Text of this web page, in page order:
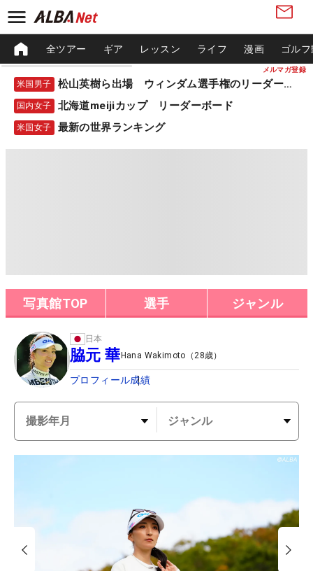
メルマガ登録
全ツアー ギア レッスン ライフ 漫画 ゴル
米国男子 松山英樹ら出場 ウィンダム選手権のリーダーボード
国内女子 北海道meijiカップ リーダーボード
米国女子 最新の世界ランキング
写真館TOP 選手 ジャンル
日本
脇元 華Hana Wakimoto （ 28歳）
プロフィール成績